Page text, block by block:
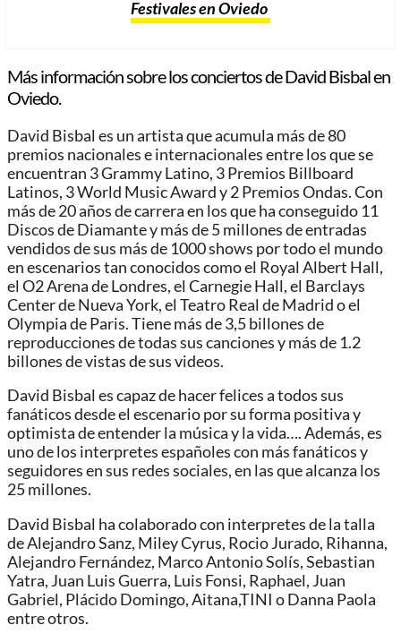
Festivales en Oviedo
Más información sobre los conciertos de David Bisbal en
Oviedo.
David Bisbal es un artista que acumula más de 80
premios nacionales e internacionales entre los que se
encuentran 3 Grammy Latino, 3 Premios Billboard
Latinos, 3 World Music Award y 2 Premios Ondas. Con
más de 20 años de carrera en los que ha conseguido 11
Discos de Diamante y más de 5 millones de entradas
vendidos de sus más de 1000 shows por todo el mundo
en escenarios tan conocidos como el Royal Albert Hall,
el O2 Arena de Londres, el Carnegie Hall, el Barclays
Center de Nueva York, el Teatro Real de Madrid o el
Olympia de Paris. Tiene más de 3,5 billones de
reproducciones de todas sus canciones y más de 1.2
billones de vistas de sus videos.
David Bisbal es capaz de hacer felices a todos sus
fanáticos desde el escenario por su forma positiva y
optimista de entender la música y la vida…. Además, es
uno de los interpretes españoles con más fanáticos y
seguidores en sus redes sociales, en las que alcanza los
25 millones.
David Bisbal ha colaborado con interpretes de la talla
de Alejandro Sanz, Miley Cyrus, Rocio Jurado, Rihanna,
Alejandro Fernández, Marco Antonio Solís, Sebastian
Yatra, Juan Luis Guerra, Luis Fonsi, Raphael, Juan
Gabriel, Plácido Domingo, Aitana,TINI o Danna Paola
entre otros.